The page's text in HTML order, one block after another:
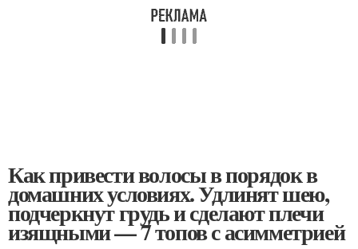
Как привести волосы в порядок в
домашних условиях. Удлинят шею,
подчеркнут грудь и сделают плечи
изящными — 7 топов с асимметрией